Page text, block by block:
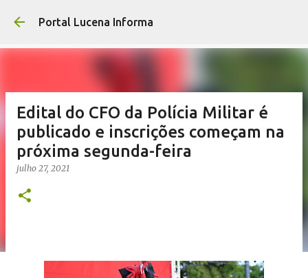
Portal Lucena Informa
Edital do CFO da Polícia Militar é
publicado e inscrições começam na
próxima segunda-feira
julho 27, 2021